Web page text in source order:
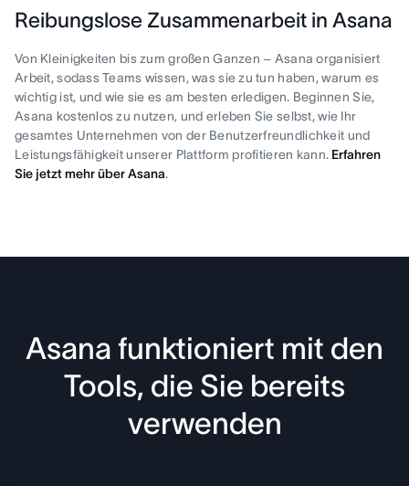
Reibungslose Zusammenarbeit in Asana
Von Kleinigkeiten bis zum großen Ganzen – Asana organisiert
Arbeit, sodass Teams wissen, was sie zu tun haben, warum es
wichtig ist, und wie sie es am besten erledigen. Beginnen Sie,
Asana kostenlos zu nutzen, und erleben Sie selbst, wie Ihr
gesamtes Unternehmen von der Benutzerfreundlichkeit und
Leistungsfähigkeit unserer Plattform profitieren kann. Erfahren
Sie jetzt mehr über Asana.
Asana funktioniert mit den
Tools, die Sie bereits
verwenden